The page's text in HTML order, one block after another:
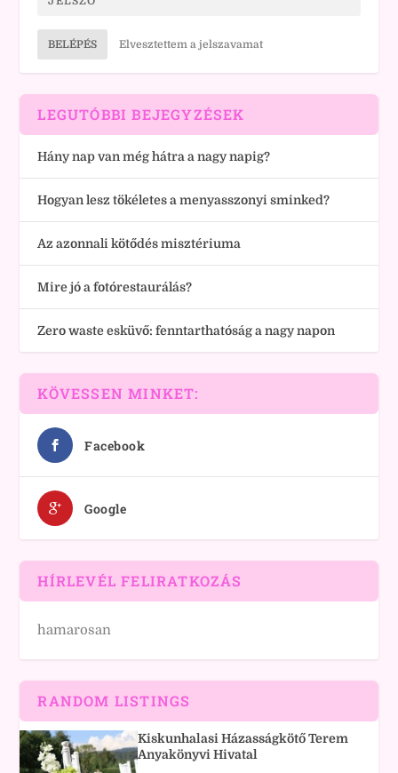
BELÉPÉS Elvesztettem a jelszavamat
LEGUTÓBBI BEJEGYZÉSEK
Hány nap van még hátra a nagy napig?
Hogyan lesz tökéletes a menyasszonyi sminked?
Az azonnali kötődés misztériuma
Mire jó a fotórestaurálás?
Zero waste esküvő: fenntarthatóság a nagy napon
KÖVESSEN MINKET:
Facebook
Google
HÍRLEVÉL FELIRATKOZÁS
hamarosan
RANDOM LISTINGS
Kiskunhalasi Házasságkötő Terem
Anyakönyvi Hivatal